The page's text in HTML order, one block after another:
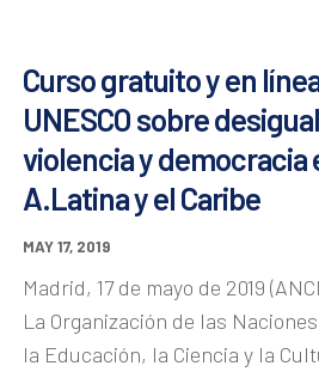
Curso gratuito y en
UNESCO sobre
violencia y democracia
A.Latina y el Caribe
MAY 17, 2019
Madrid, 17 de mayo de 2019
La Organización de las
la Educación, la Ciencia y la